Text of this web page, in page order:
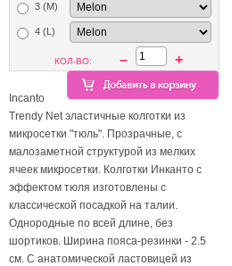
3 (M)
4 (L)
КОЛ-ВО: – +
Incanto
Trendy Net эластичные колготки из
микросетки "тюль". Прозрачные, с
малозаметной структурой из мелких
ячеек микросетки. Колготки Инканто с
эффектом тюля изготовлены с
классической посадкой на талии.
Однородные по всей длине, без
шортиков. Ширина пояса-резинки - 2.5
см. С анатомической ластовицей из